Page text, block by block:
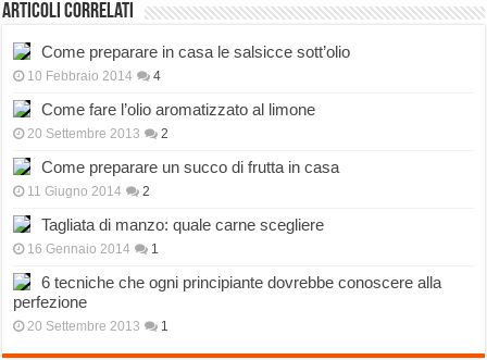
Articoli correlati
Come preparare in casa le salsicce sott’olio
10 Febbraio 2014 4
Come fare l’olio aromatizzato al limone
20 Settembre 2013 2
Come preparare un succo di frutta in casa
11 Giugno 2014 2
Tagliata di manzo: quale carne scegliere
16 Gennaio 2014 1
6 tecniche che ogni principiante dovrebbe conoscere alla
perfezione
20 Settembre 2013 1